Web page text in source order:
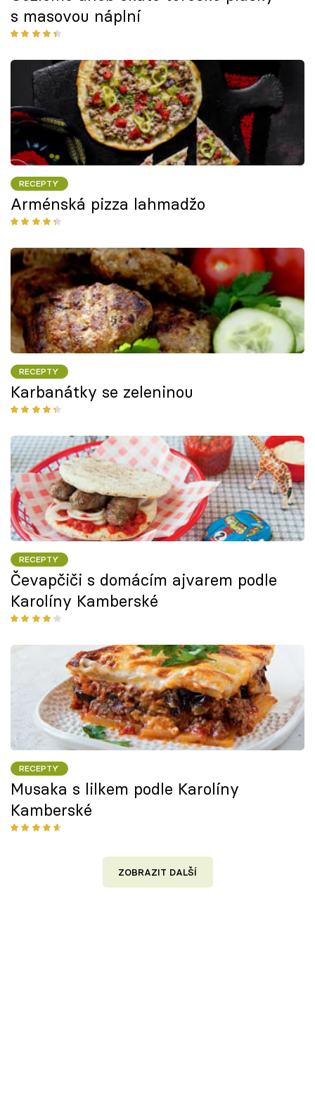
s masovou náplní
RECEPTY
Arménská pizza lahmadžo
RECEPTY
Karbanátky se zeleninou
RECEPTY
Čevapčiči s domácím ajvarem podle
Karolíny Kamberské
RECEPTY
Musaka s lilkem podle Karolíny
Kamberské
ZOBRAZIT DALŠÍ